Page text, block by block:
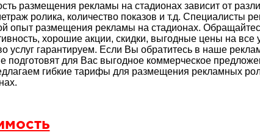
размещения рекламы на стадионах зависит от
ролика, количество показов и т.д. Специалисты
опыт размещения рекламы на стадионах.
хорошие акции, скидки, выгодные цены на все
услуг гарантируем. Если Вы обратитесь в наше
подготовят для Вас выгодное коммерческое
гибкие тарифы для размещения рекламных